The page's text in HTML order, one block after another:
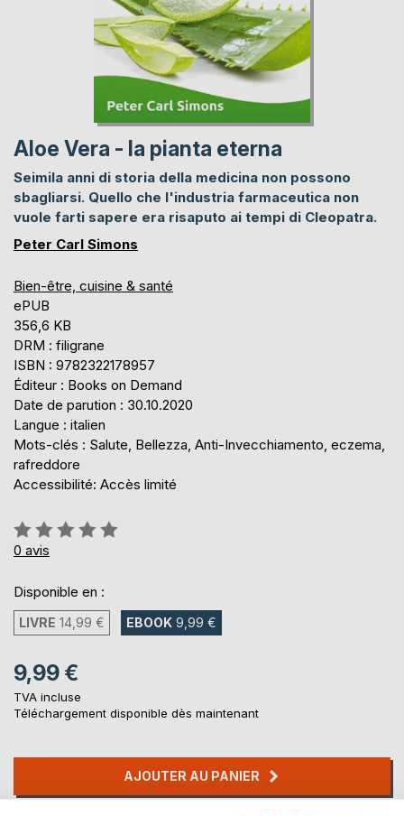
Aloe Vera - la pianta eterna
Seimila anni di storia della medicina non possono
sbagliarsi. Quello che l'industria farmaceutica non
vuole farti sapere era risaputo ai tempi di Cleopatra.
Peter Carl Simons
Bien-être, cuisine & santé
ePUB
356,6 KB
DRM : filigrane
ISBN : 9782322178957
Éditeur : Books on Demand
Date de parution : 30.10.2020
Langue : italien
Mots-clés : Salute, Bellezza, Anti-Invecchiamento, eczema,
rafreddore
Accessibilité: Accès limité
Évaluation:
0%
0 avis
Disponible en :
LIVRE 14,99 € EBOOK 9,99 €
9,99 €
TVA incluse
Téléchargement disponible dès maintenant
AJOUTER AU PANIER